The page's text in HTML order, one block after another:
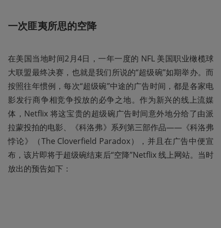
一次匪夷所思的空降
在美国当地时间2月4日，一年一度的 NFL 美国职业橄榄球
大联盟最终决赛，也就是我们所说的“超级碗”如期举办。而
按照往年惯例，每次“超级碗”中途的广告时间，都是各家电
影发行商争相竞争投放的必争之地。作为新兴的线上流媒
体，Netflix 将这宝贵的超级碗广告时间意外地分给了由派
拉蒙投拍的电影、《科洛弗》系列第三部作品——《科洛弗
悖论》（The Cloverfield Paradox），并且在广告中便宣
布，该片即将于超级碗结束后“空降”Netflix 线上网站。当时
放出的预告如下：